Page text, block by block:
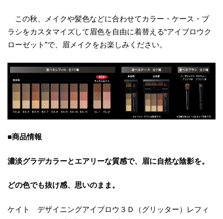
この秋、メイクや髪色などに合わせてカラー・ケース・ブ
ラシをカスタマイズして眉色を自由に着替える“アイブロウク
ローゼット”で、眉メイクをお楽しみください。
■商品情報
濃淡グラデカラーとエアリーな質感で、眉に自然な陰影を。
どの色でも抜け感、思いのまま。
ケイト デザイニングアイブロウ３Ｄ（グリッター）レフィ